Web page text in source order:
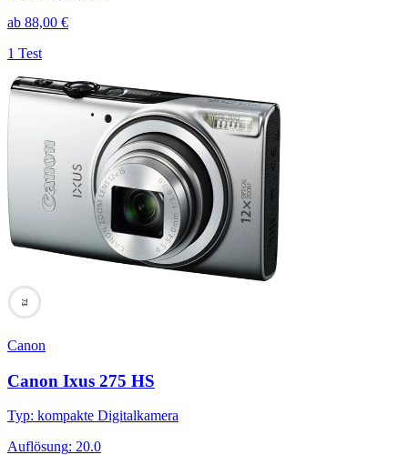
ab 88,00 €
1 Test
73
Canon
Canon Ixus 275 HS
Typ: kompakte Digitalkamera
Auflösung: 20.0